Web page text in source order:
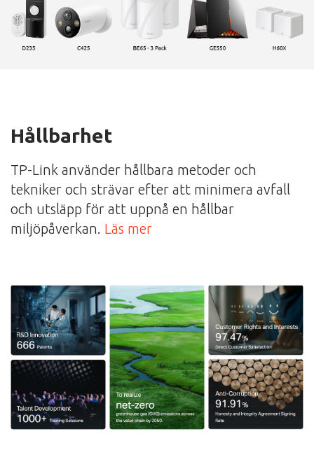
Hållbarhet
TP-Link använder hållbara metoder och
tekniker och strävar efter att minimera avfall
och utsläpp för att uppnå en hållbar
miljöpåverkan. Läs mer